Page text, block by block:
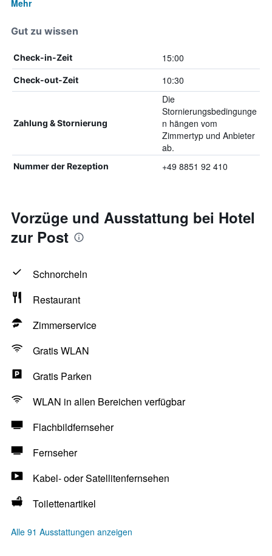
Mehr
Gut zu wissen
Check-in-Zeit 15:00
Check-out-Zeit 10:30
Zahlung & Stornierung
Die
Stornierungsbedingunge
n hängen vom
Zimmertyp und Anbieter
ab.
Nummer der Rezeption +49 8851 92 410
Vorzüge und Ausstattung bei Hotel
zur Post
Schnorcheln
Restaurant
Zimmerservice
Gratis WLAN
Gratis Parken
WLAN in allen Bereichen verfügbar
Flachbildfernseher
Fernseher
Kabel- oder Satellitenfernsehen
Toilettenartikel
Alle 91 Ausstattungen anzeigen